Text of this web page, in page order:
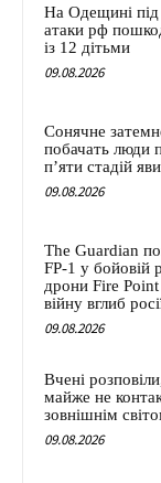
На Одещині під
атаки рф
із 12 дітьми
09.08.2026
Сонячне
побачать люди
п’яти стадій
09.08.2026
The Guardian
FP-1 у бойовій
дрони Fire Point
війну вглиб
09.08.2026
Вчені
майже не
зовнішнім
09.08.2026